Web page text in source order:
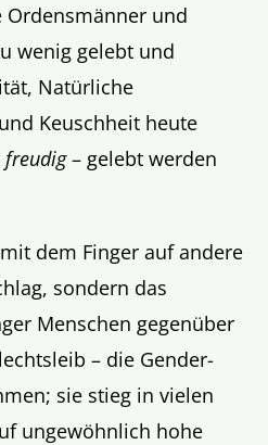
und
wenig gelebt und
Natürliche
Keuschheit heute
freudig– gelebt werden
dem Finger auf andere
sondern das
Menschen gegenüber
– die Gender-
sie stieg in vielen
ungewöhnlich hohe